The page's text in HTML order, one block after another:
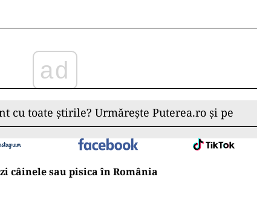
ad
cu toate știrile? Urmărește Puterea.ro și pe
câinele sau pisica în România